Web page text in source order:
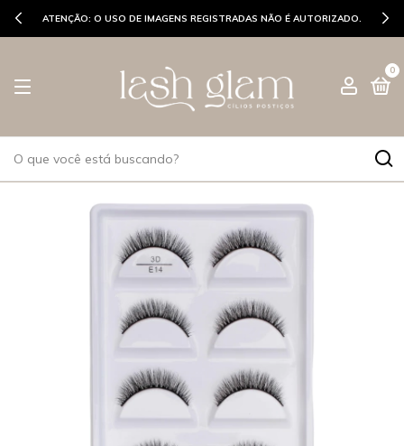
ATENÇÃO: O USO DE IMAGENS REGISTRADAS NÃO É AUTORIZADO.
0